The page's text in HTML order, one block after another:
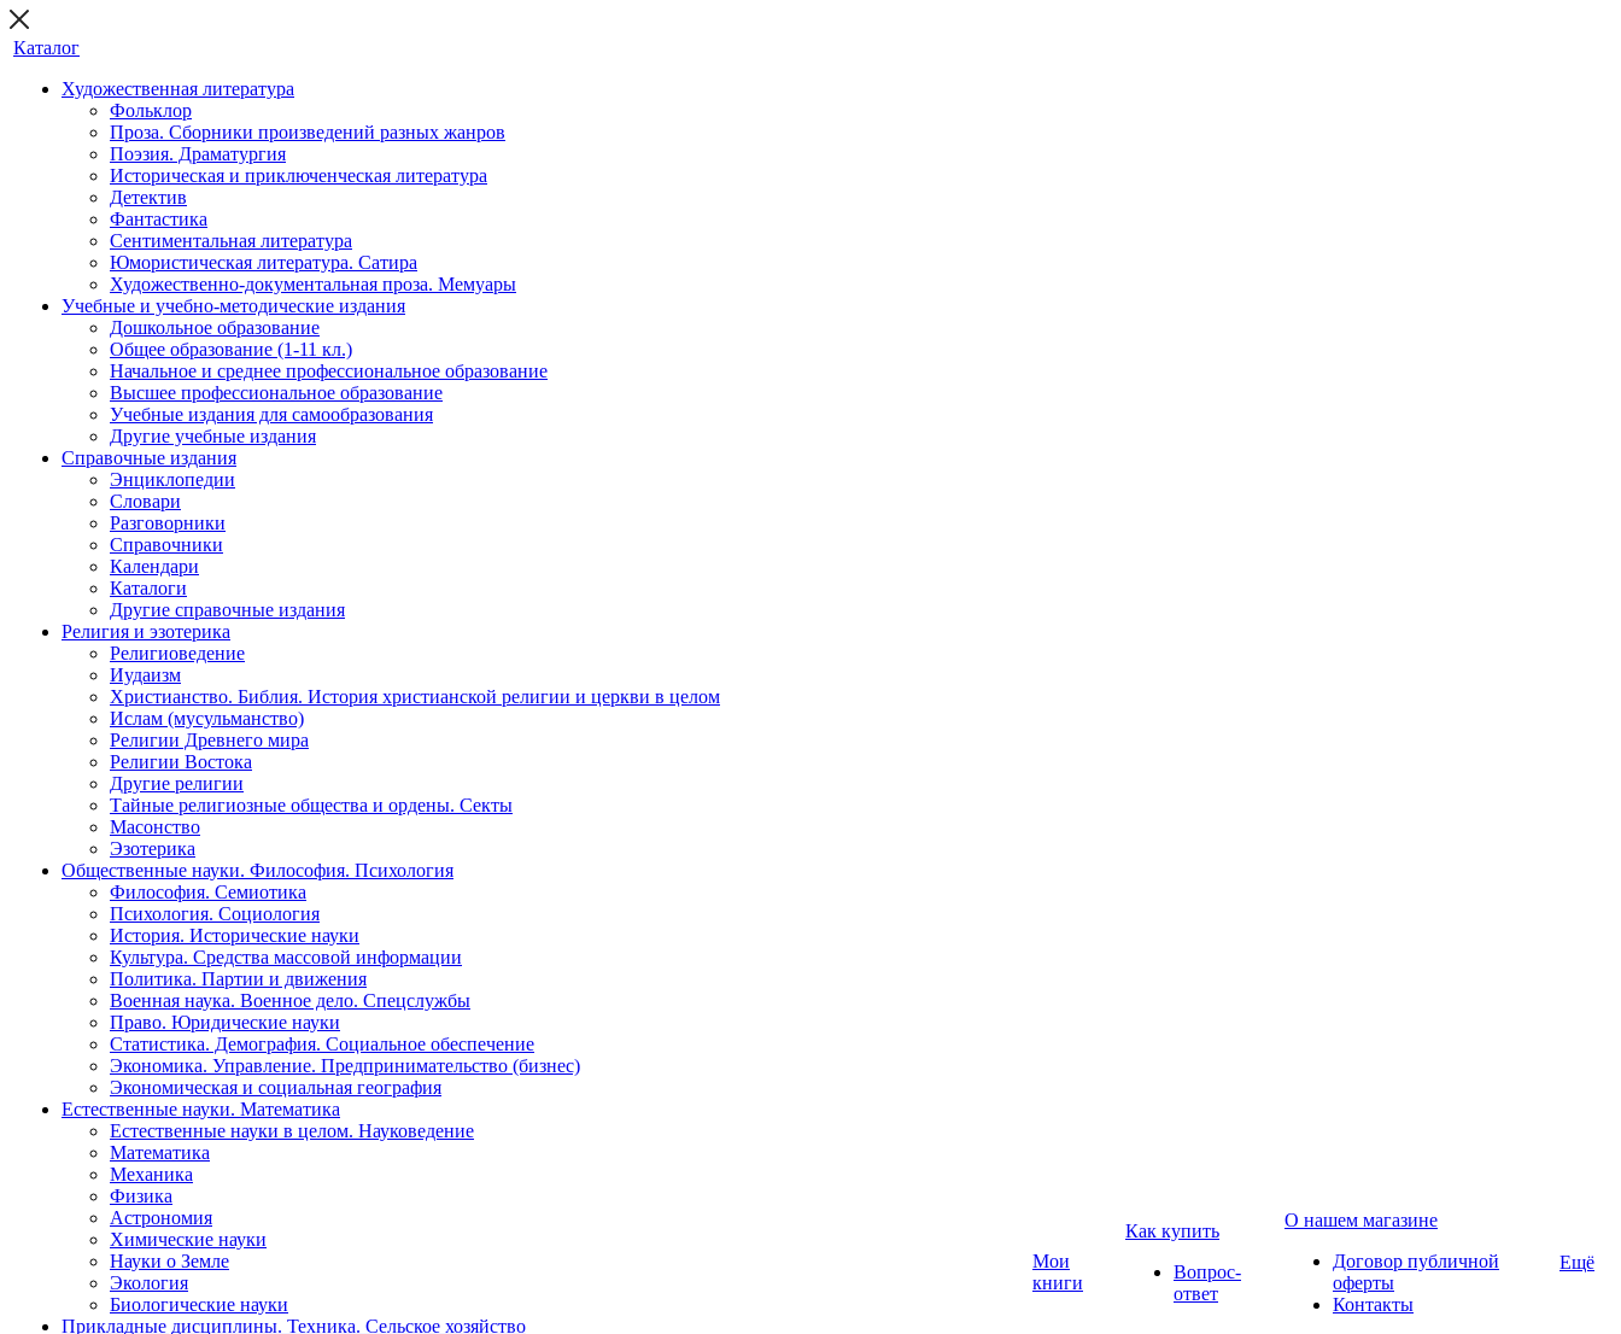
Каталог
Художественная литература
Фольклор
Проза. Сборники произведений разных жанров
Поэзия. Драматургия
Историческая и приключенческая литература
Детектив
Фантастика
Сентиментальная литература
Юмористическая литература. Сатира
Художественно-документальная проза. Мемуары
Учебные и учебно-методические издания
Дошкольное образование
Общее образование (1-11 кл.)
Начальное и среднее профессиональное образование
Высшее профессиональное образование
Учебные издания для самообразования
Другие учебные издания
Справочные издания
Энциклопедии
Словари
Разговорники
Справочники
Календари
Каталоги
Другие справочные издания
Религия и эзотерика
Религиоведение
Иудаизм
Христианство. Библия. История христианской религии и церкви в целом
Ислам (мусульманство)
Религии Древнего мира
Религии Востока
Другие религии
Тайные религиозные общества и ордены. Секты
Масонство
Эзотерика
Общественные науки. Философия. Психология
Философия. Семиотика
Психология. Социология
История. Исторические науки
Культура. Средства массовой информации
Политика. Партии и движения
Военная наука. Военное дело. Спецслужбы
Право. Юридические науки
Статистика. Демография. Социальное обеспечение
Экономика. Управление. Предпринимательство (бизнес)
Экономическая и социальная география
Естественные науки. Математика
Естественные науки в целом. Науковедение
Математика
Механика
Физика
Астрономия
Химические науки
Науки о Земле
Экология
Биологические науки
Прикладные дисциплины. Техника. Сельское хозяйство
Мои
книги
Как купить
Вопрос-
ответ
О нашем магазине
Договор публичной
оферты
Контакты
Ещё